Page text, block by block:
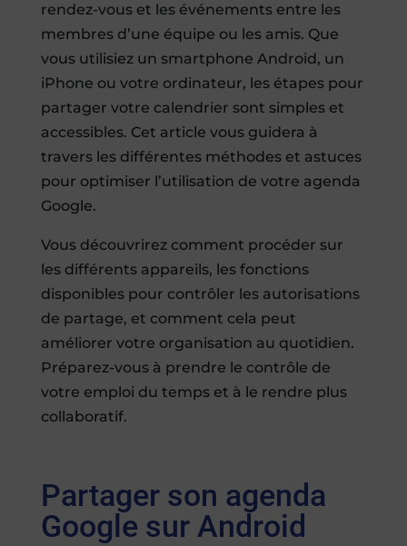
rendez-vous et les événements entre les
membres d’une équipe ou les amis. Que
vous utilisiez un smartphone Android, un
iPhone ou votre ordinateur, les étapes pour
partager votre calendrier sont simples et
accessibles. Cet article vous guidera à
travers les différentes méthodes et astuces
pour optimiser l’utilisation de votre agenda
Google.
Vous découvrirez comment procéder sur
les différents appareils, les fonctions
disponibles pour contrôler les autorisations
de partage, et comment cela peut
améliorer votre organisation au quotidien.
Préparez-vous à prendre le contrôle de
votre emploi du temps et à le rendre plus
collaboratif.
Partager son agenda
Google sur Android